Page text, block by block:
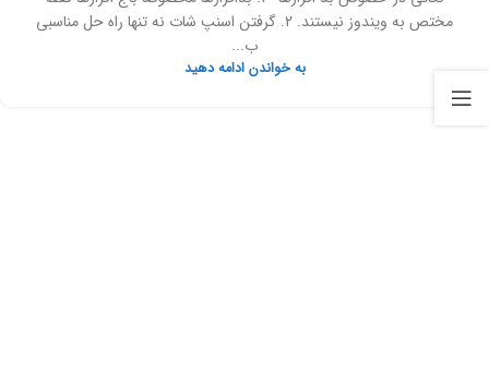
مختص به ویندوز نیستند. 2. گرفتن اسنپ شات نه تنها راه حل مناسبی
ب...
به خواندن ادامه دهید